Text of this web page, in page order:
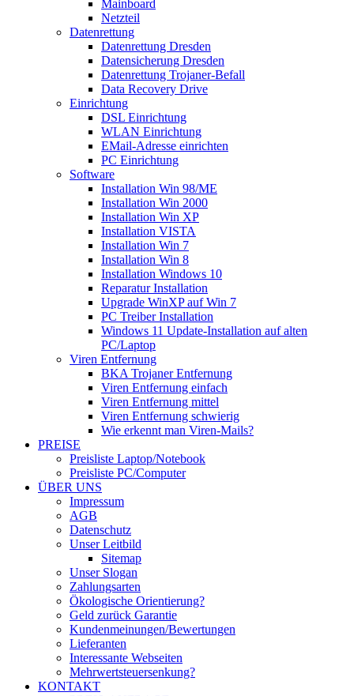
Mainboard
Netzteil
Datenrettung
Datenrettung Dresden
Datensicherung Dresden
Datenrettung Trojaner-Befall
Data Recovery Drive
Einrichtung
DSL Einrichtung
WLAN Einrichtung
EMail-Adresse einrichten
PC Einrichtung
Software
Installation Win 98/ME
Installation Win 2000
Installation Win XP
Installation VISTA
Installation Win 7
Installation Win 8
Installation Windows 10
Reparatur Installation
Upgrade WinXP auf Win 7
PC Treiber Installation
Windows 11 Update-Installation auf alten
PC/Laptop
Viren Entfernung
BKA Trojaner Entfernung
Viren Entfernung einfach
Viren Entfernung mittel
Viren Entfernung schwierig
Wie erkennt man Viren-Mails?
PREISE
Preisliste Laptop/Notebook
Preisliste PC/Computer
ÜBER UNS
Impressum
AGB
Datenschutz
Unser Leitbild
Sitemap
Unser Slogan
Zahlungsarten
Ökologische Orientierung?
Geld zurück Garantie
Kundenmeinungen/Bewertungen
Lieferanten
Interessante Webseiten
Mehrwertsteuersenkung?
KONTAKT